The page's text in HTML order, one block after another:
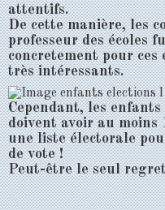
attentifs.
De cette manière, les
professeur des écoles
concretement pour
très intéressants.
Cependant, les
doivent avoir au moins
une liste électorale
de vote !
Peut-être le seul